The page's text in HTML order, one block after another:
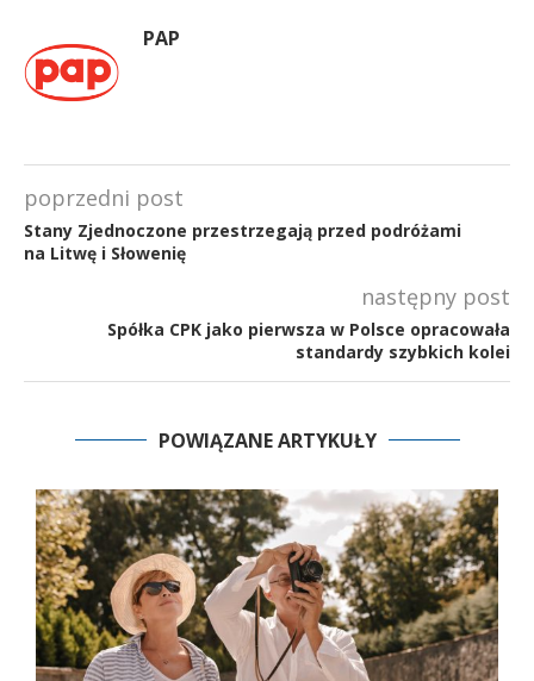
PAP
poprzedni post
Stany Zjednoczone przestrzegają przed podróżami
na Litwę i Słowenię
następny post
Spółka CPK jako pierwsza w Polsce opracowała
standardy szybkich kolei
POWIĄZANE ARTYKUŁY